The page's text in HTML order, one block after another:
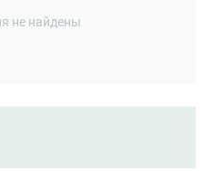
не найдены